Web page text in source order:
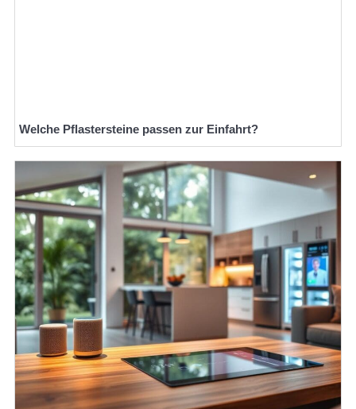
Welche Pflastersteine passen zur Einfahrt?